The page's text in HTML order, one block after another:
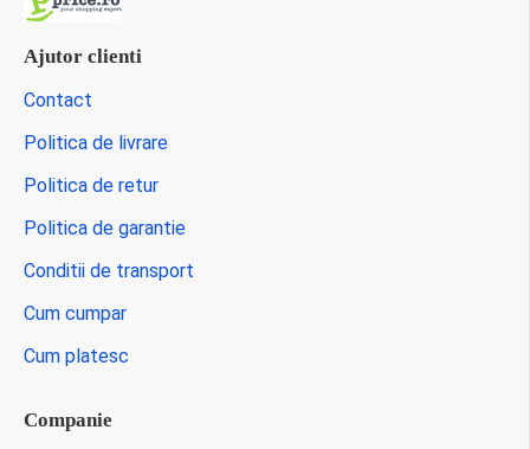
Ajutor clienti
Contact
Politica de livrare
Politica de retur
Politica de garantie
Conditii de transport
Cum cumpar
Cum platesc
Companie